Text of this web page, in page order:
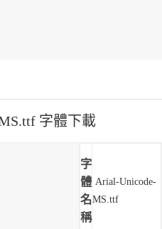
字體下載
字
體
名
稱
Arial-Unicode-
MS.ttf